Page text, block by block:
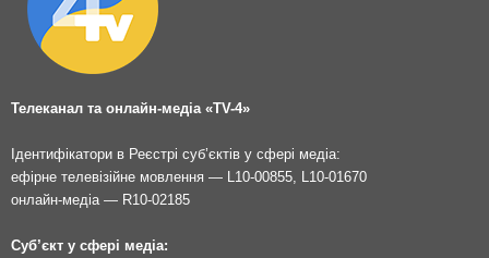
Телеканал та онлайн-медіа «TV-4»
Ідентифікатори в Реєстрі суб’єктів у сфері медіа:
ефірне телевізійне мовлення — L10-00855, L10-01670
онлайн-медіа — R10-02185
Суб’єкт у сфері медіа: